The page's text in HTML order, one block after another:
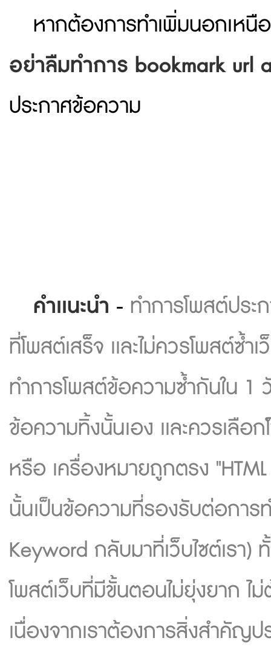
หากต้องการทำเพิ่มนอกเหนื
อย่าลืมทำการ bookmark url
ประกาศข้อความ
คำเเนะนำ - ทำการโพสต์ประ
ที่โพสต์เสร็จ เเละไม่ควรโพสต์ซ้ำ
ทำการโพสต์ข้อความซ้ำกันใน
ข้อความทิ้งนั้นเอง เเละควรเลือ
หรือ เครื่องหมายถูกตรง "HTML
นั้นเป็นข้อความที่รองรับต่อการ
Keyword กลับมาที่เว็บไซต์เรา)
โพสต์เว็บที่มีขั้นตอนไม่ยุ่งยาก ไ
เนื่องจากเราต้องการสิ่งสำคัญ